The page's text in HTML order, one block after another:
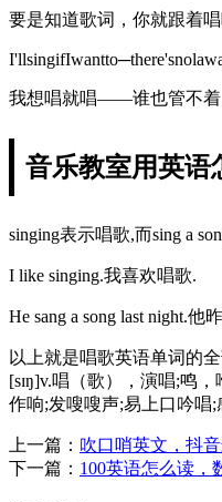
要是知道歌词，你就跟着唱
我想唱就唱——谁也管不着
音乐教室用英语
singing表示唱歌,而sing a
I like singing.我喜欢唱歌.
He sang a song last night.他
以上就是唱歌英语单词的
[sɪŋ]v.唱（歌），演唱;鸣
作响;发嗖嗖声;易上口吟唱;
上一篇： 吹口哨英文，抖
下一篇： 100英语怎么读，